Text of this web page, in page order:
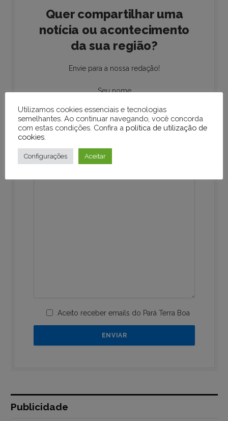
Quer compartilhar uma
notícia ou acontecimento
da sua região?
Envie para a nossa redação!
Seu nome
Seu e-mail
Aceito receber emails do Pará Terra Boa
Publicidade
Utilizamos cookies essenciais e tecnologias
semelhantes. Ao continuar navegando, você concorda
com estas condições. Confira a política de utilização de
cookies
Configurações Aceitar